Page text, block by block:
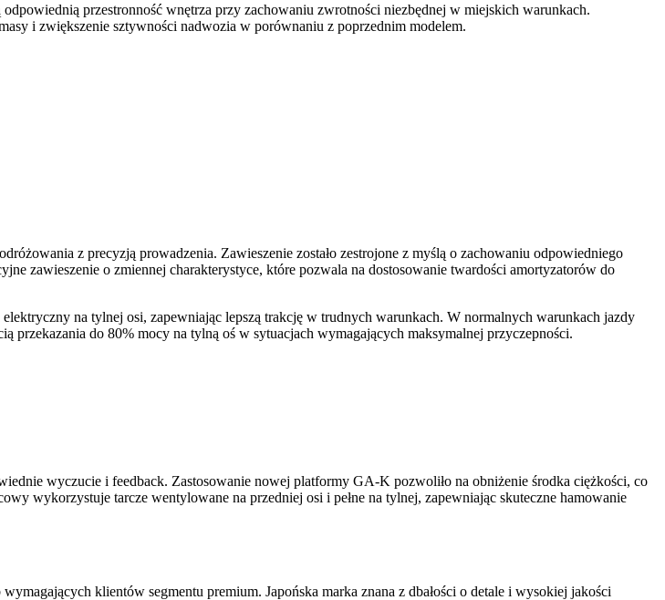
przestronność wnętrza przy zachowaniu zwrotności niezbędnej w miejskich warunkach.
i zwiększenie sztywności nadwozia w porównaniu z poprzednim modelem.
z precyzją prowadzenia. Zawieszenie zostało zestrojone z myślą o zachowaniu odpowiedniego
zawieszenie o zmiennej charakterystyce, które pozwala na dostosowanie twardości amortyzatorów do
na tylnej osi, zapewniając lepszą trakcję w trudnych warunkach. W normalnych warunkach jazdy
do 80% mocy na tylną oś w sytuacjach wymagających maksymalnej przyczepności.
wyczucie i feedback. Zastosowanie nowej platformy GA-K pozwoliło na obniżenie środka ciężkości, co
wykorzystuje tarcze wentylowane na przedniej osi i pełne na tylnej, zapewniając skuteczne hamowanie
klientów segmentu premium. Japońska marka znana z dbałości o detale i wysokiej jakości